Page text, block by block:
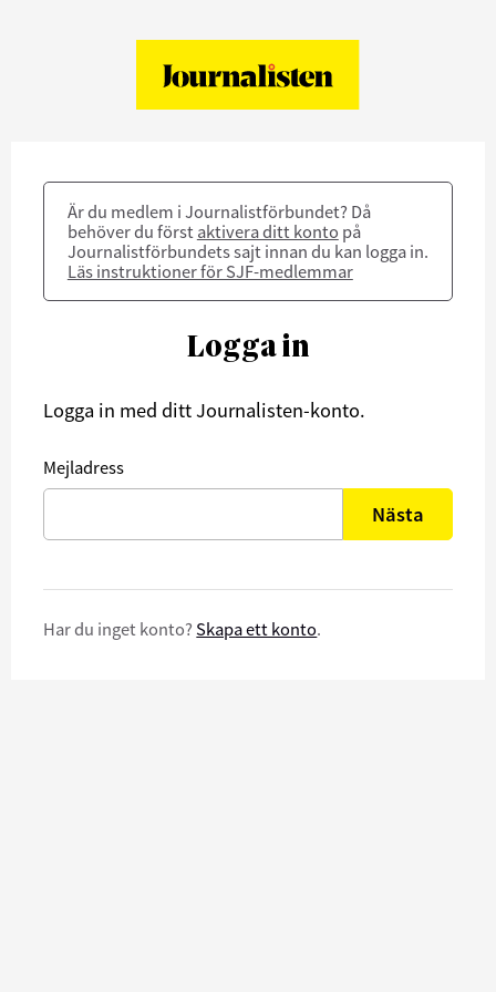
Är du medlem i Journalistförbundet? Då
behöver du först aktivera ditt konto på
Journalistförbundets sajt innan du kan logga in.
Läs instruktioner för SJF-medlemmar
Logga in
Logga in med ditt Journalisten-konto.
Mejladress
Nästa
Har du inget konto? Skapa ett konto.